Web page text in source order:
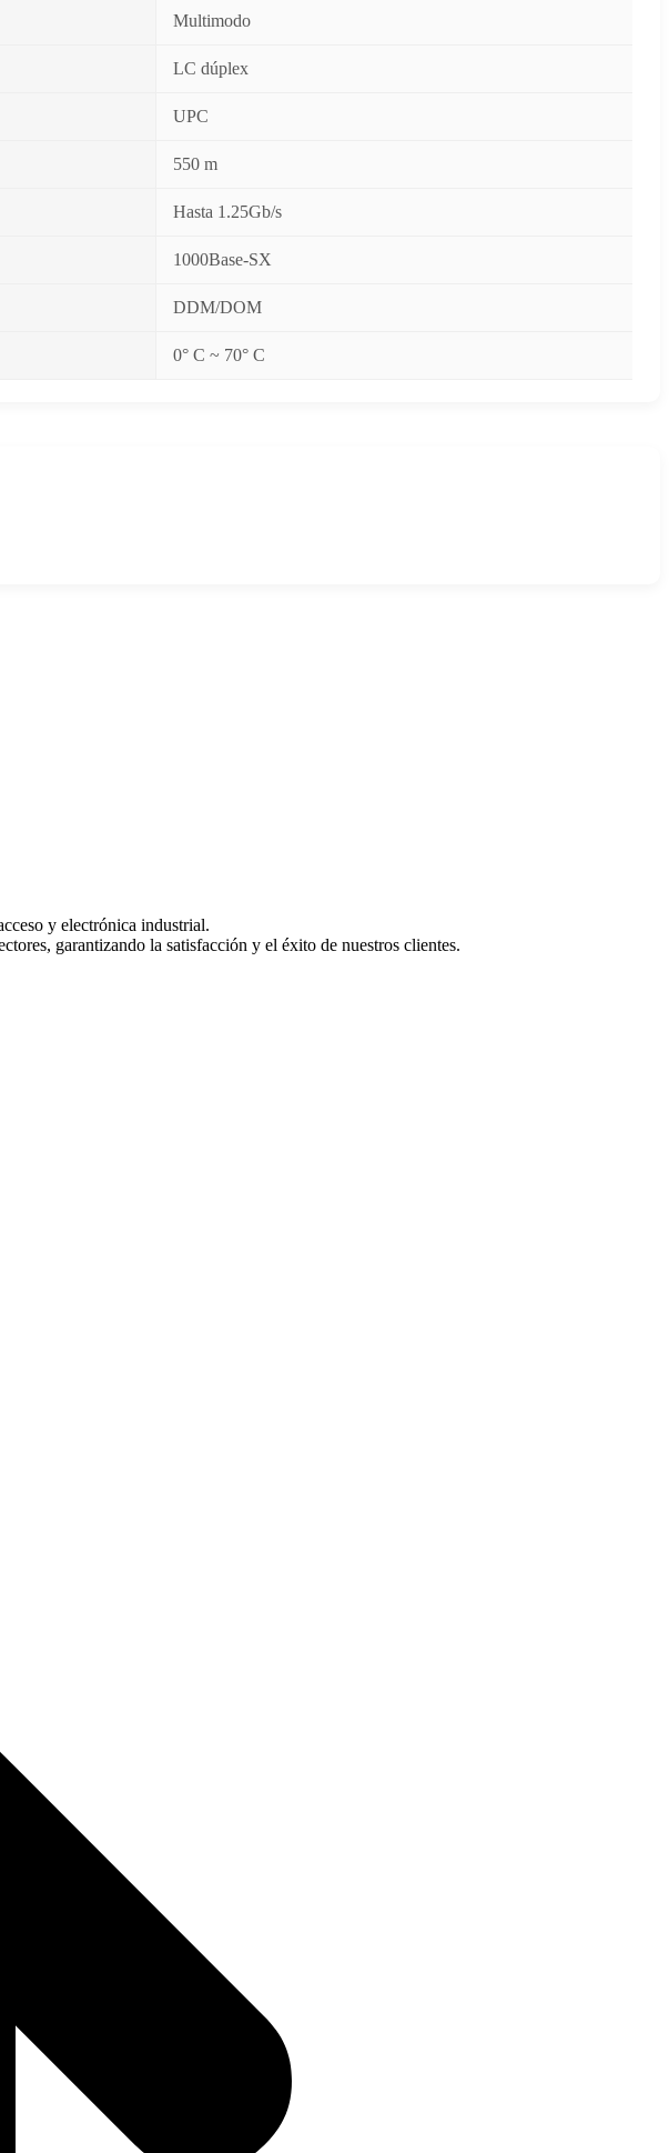
Multimodo
LC dúplex
UPC
550 m
Hasta 1.25Gb/s
1000Base-SX
DDM/DOM
0° C ~ 70° C
y electrónica industrial.
garantizando la satisfacción y el éxito de nuestros clientes.